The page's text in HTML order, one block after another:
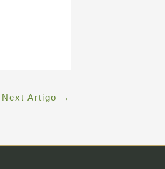
Next Artigo →